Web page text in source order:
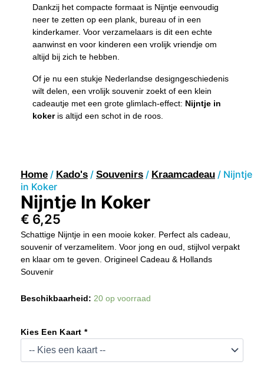
Dankzij het compacte formaat is Nijntje eenvoudig
neer te zetten op een plank, bureau of in een
kinderkamer. Voor verzamelaars is dit een echte
aanwinst en voor kinderen een vrolijk vriendje om
altijd bij zich te hebben.
Of je nu een stukje Nederlandse designgeschiedenis
wilt delen, een vrolijk souvenir zoekt of een klein
cadeautje met een grote glimlach-effect: Nijntje in
kokeris altijd een schot in de roos.
Home / Kado's / Souvenirs / Kraamcadeau / Nijntje
in Koker
Nijntje In Koker
€ 6,25
Schattige Nijntje in een mooie koker. Perfect als cadeau,
souvenir of verzamelitem. Voor jong en oud, stijlvol verpakt
en klaar om te geven. Origineel Cadeau & Hollands
Souvenir
Beschikbaarheid: 20 op voorraad
Kies Een Kaart *
Aantal